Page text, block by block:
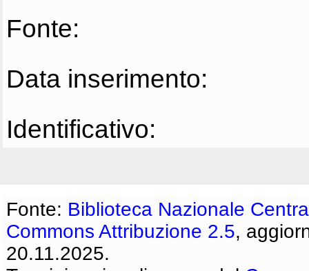
Fonte:
Data inserimento:
Identificativo:
Fonte: Biblioteca Nazionale
Commons Attribuzione 2.5,
20.11.2025.